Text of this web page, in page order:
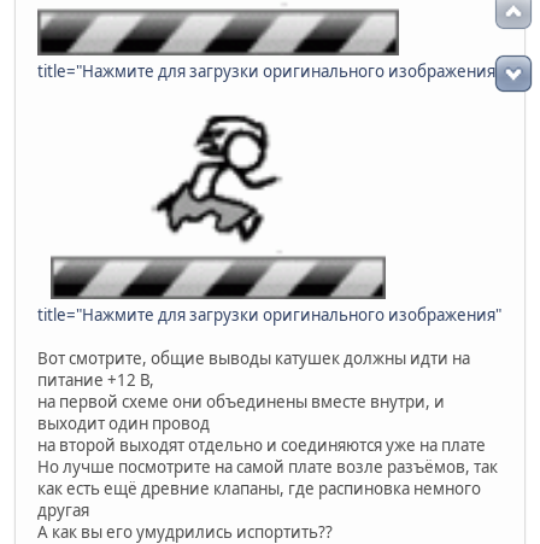
title="Нажмите для загрузки оригинального изображения"
title="Нажмите для загрузки оригинального изображения"
Вот смотрите, общие выводы катушек должны идти на
питание +12 В,
на первой схеме они объединены вместе внутри, и
выходит один провод
на второй выходят отдельно и соединяются уже на плате
Но лучше посмотрите на самой плате возле разъёмов, так
как есть ещё древние клапаны, где распиновка немного
другая
А как вы его умудрились испортить??